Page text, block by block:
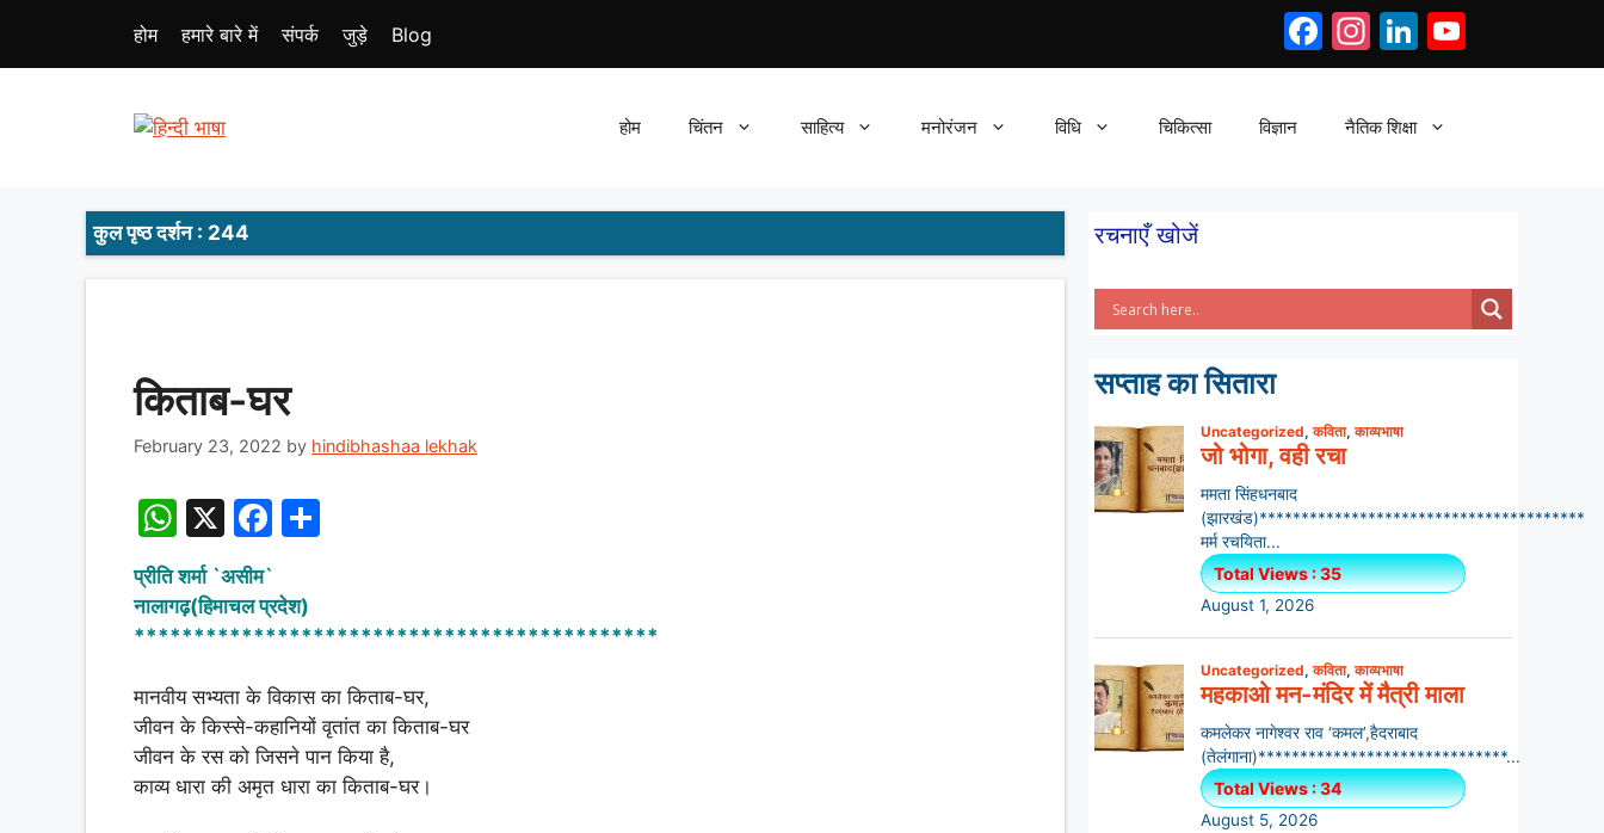
content
Facebook
Instagram
LinkedIn
होम हमारे बारे में संपर्क जुड़े Blog
होम चिंतन साहित्य मनोरंजन विधि चिकित्सा विज्ञान नैतिक शिक्षा
कुल पृष्ठ दर्शन : 244
किताब-घर
February 23, 2022 by hindibhashaa lekhak
W
at
s
p
p
X
F
c
e
o
o
k
e
प्रीति शर्मा `असीम`
नालागढ़(हिमाचल प्रदेश)
********************************************
मानवीय सभ्यता के विकास का किताब-घर,
जीवन के किस्से-कहानियों वृतांत का किताब-घर
जीवन के रस को जिसने पान किया है,
काव्य धारा की अमृत धारा का किताब-घर।
रचनाएँ खोजें
सप्ताह का सितारा